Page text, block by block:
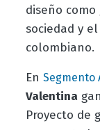
diseño
sociedad y
colombiano.
En Segmento
Valentina
Proyecto de